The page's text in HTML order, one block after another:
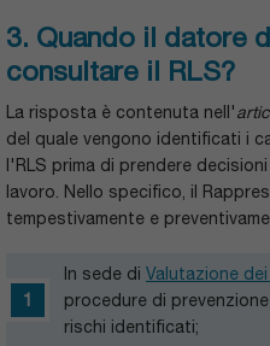
3. Quando il datore
consultare il RLS?
La risposta è contenuta nell'
del quale vengono identificati i
l'RLS prima di prendere
lavoro. Nello specifico, il
tempestivamente e
In sede di Valutazione dei
procedure di
rischi identificati;